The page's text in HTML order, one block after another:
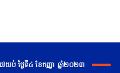
ប់ ថ្ងៃទី៤ ខែកញ្ញា ឆ្នាំ២០២៣